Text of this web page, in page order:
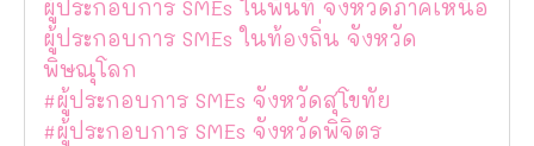
ผู้ประกอบการ SMEs ในพื้นที่ จังหวัดภาคเหนือ
ผู้ประกอบการ SMEs ในท้องถิ่น จังหวัด
พิษณุโลก
#ผู้ประกอบการ SMEs จังหวัดสุโขทัย
#ผู้ประกอบการ SMEs จังหวัดพิจิตร